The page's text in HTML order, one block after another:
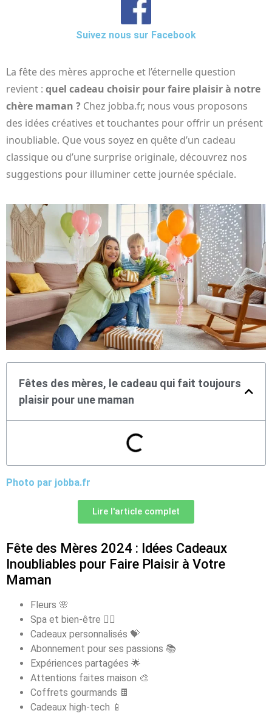
Suivez nous sur Facebook
La fête des mères approche et l’éternelle question
revient : quel cadeau choisir pour faire plaisir à notre
chère maman ? Chez jobba.fr, nous vous proposons
des idées créatives et touchantes pour offrir un présent
inoubliable. Que vous soyez en quête d’un cadeau
classique ou d’une surprise originale, découvrez nos
suggestions pour illuminer cette journée spéciale.
Fêtes des mères, le cadeau qui fait toujours
plaisir pour une maman
Photo par jobba.fr
Lire l'article complet
Fête des Mères 2024 : Idées Cadeaux
Inoubliables pour Faire Plaisir à Votre
Maman
Fleurs 🌸
Spa et bien-être 🧖‍♀️
Cadeaux personnalisés 💝
Abonnement pour ses passions 📚
Expériences partagées 🌟
Attentions faites maison 🎨
Coffrets gourmands 🍫
Cadeaux high-tech 📱